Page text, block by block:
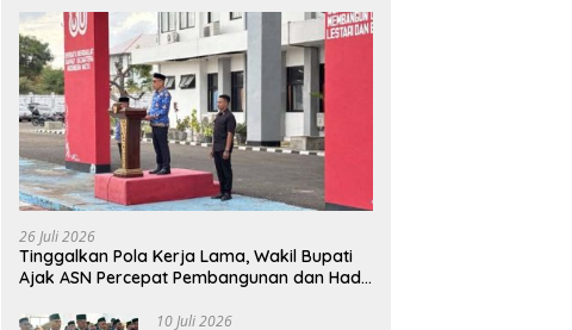
26 Juli 2026
Tinggalkan Pola Kerja Lama, Wakil Bupati
Ajak ASN Percepat Pembangunan dan Hadir
10 Juli 2026